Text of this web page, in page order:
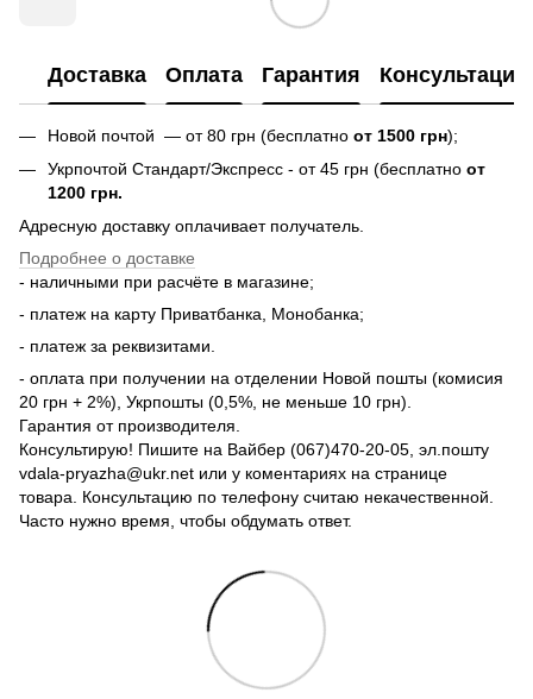
Доставка Оплата Гарантия Консультация
Новой почтой — от 80 грн (бесплатно от 1500 грн);
Укрпочтой Стандарт/Экспресс - от 45 грн (бесплатно от
1200 грн.
Адресную доставку оплачивает получатель.
Подробнее о доставке
- наличными при расчёте в магазине;
- платеж на карту Приватбанка, Монобанка;
- платеж за реквизитами.
- оплата при получении на отделении Новой пошты (комисия
20 грн + 2%), Укрпошты (0,5%, не меньше 10 грн).
Гарантия от производителя.
Консультирую! Пишите на Вайбер (067)470-20-05, эл.пошту
vdala-pryazha@ukr.net или у коментариях на странице
товара. Консультацию по телефону считаю некачественной.
Часто нужно время, чтобы обдумать ответ.